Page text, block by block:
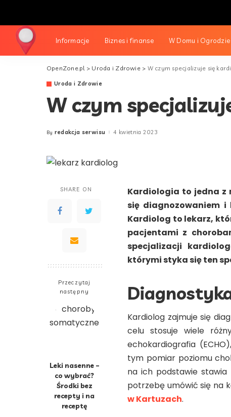
Informacje Biznes i finanse W Domu i Ogrodzie
OpenZone.pl> Uroda i Zdrowie> W czym specjalizuje się
Uroda i Zdrowie
W czym
Posted
By redakcja serwisu 4 kwietnia 2023
SHARE ON
Przeczytaj
następny
Leki nasenne –
co wybrać?
Środki bez
recepty i na
receptę
Kardiologia to jedna z
się diagnozowaniem i
Kardiolog to lekarz,
pacjentami z
specjalizacji
którymi styka się ten
Kardiolog zajmuje się
celu stosuje wiele
echokardiografia
tym pomiar poziomu
na ich podstawie stawia
potrzebę umówić się na
w Kartuzach.